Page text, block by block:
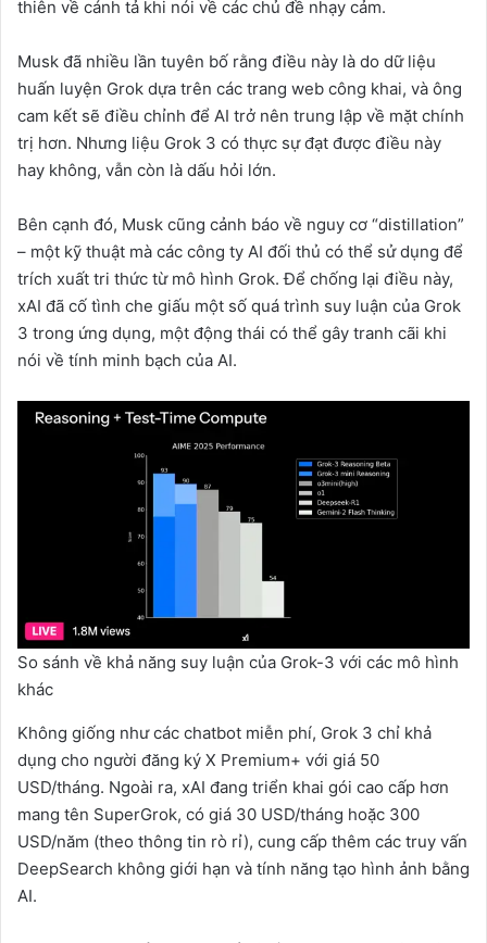
thiên về cánh tả khi nói về các chủ đề nhạy cảm.
Musk đã nhiều lần tuyên bố rằng điều này là do dữ liệu
huấn luyện Grok dựa trên các trang web công khai, và ông
cam kết sẽ điều chỉnh để AI trở nên trung lập về mặt chính
trị hơn. Nhưng liệu Grok 3 có thực sự đạt được điều này
hay không, vẫn còn là dấu hỏi lớn.
Bên cạnh đó, Musk cũng cảnh báo về nguy cơ “distillation”
– một kỹ thuật mà các công ty AI đối thủ có thể sử dụng để
trích xuất tri thức từ mô hình Grok. Để chống lại điều này,
xAI đã cố tình che giấu một số quá trình suy luận của Grok
3 trong ứng dụng, một động thái có thể gây tranh cãi khi
nói về tính minh bạch của AI.
So sánh về khả năng suy luận của Grok-3 với các mô hình
khác
Không giống như các chatbot miễn phí, Grok 3 chỉ khả
dụng cho người đăng ký X Premium+ với giá 50
USD/tháng. Ngoài ra, xAI đang triển khai gói cao cấp hơn
mang tên SuperGrok, có giá 30 USD/tháng hoặc 300
USD/năm (theo thông tin rò rỉ), cung cấp thêm các truy vấn
DeepSearch không giới hạn và tính năng tạo hình ảnh bằng
AI.